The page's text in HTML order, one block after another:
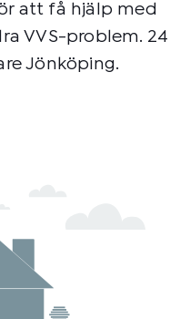
att få hjälp med
VVS-problem. 24
Jönköping.